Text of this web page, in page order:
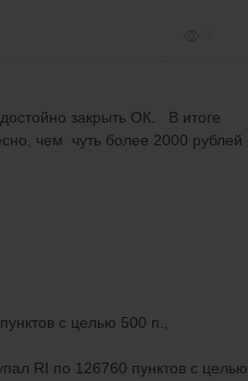
закрыть ОК. В итоге
чем чуть более 2000 рублей
с целью 500 п.,
RI по 126760 пунктов с целью